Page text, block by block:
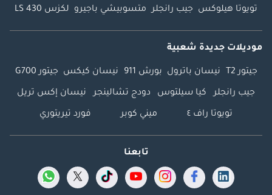
تويوتا هيلوكس جيب رانجلر متسوبيشي باجيرو لكزس LS 430
موديلات جديدة شعبية
جيتور T2 نيسان باترول بورش 911 نيسان كيكس جيتور G700
جيب رانجلر كيا سيلتوس دودج تشالينجر نيسان إكس تريل
تويوتا راف ٤ ميني كوبر فورد تيريتوري
تابعنا